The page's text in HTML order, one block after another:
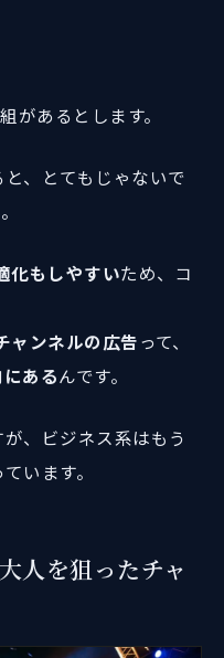
があるとします。
、とてもじゃないで
化もしやすいため、コ
ャンネルの広告って、
あるんです。
、ビジネス系はもう
います。
人を狙ったチャ